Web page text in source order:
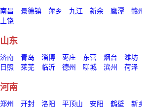
南昌 景德镇 萍乡 九江 新余 鹰潭 赣
上饶
山东
济南 青岛 淄博 枣庄 东营 烟台 潍坊
日照
莱芜 临沂 德州 聊城 滨州 荷泽
河南
郑州 开封 洛阳 平顶山 安阳 鹤壁 新